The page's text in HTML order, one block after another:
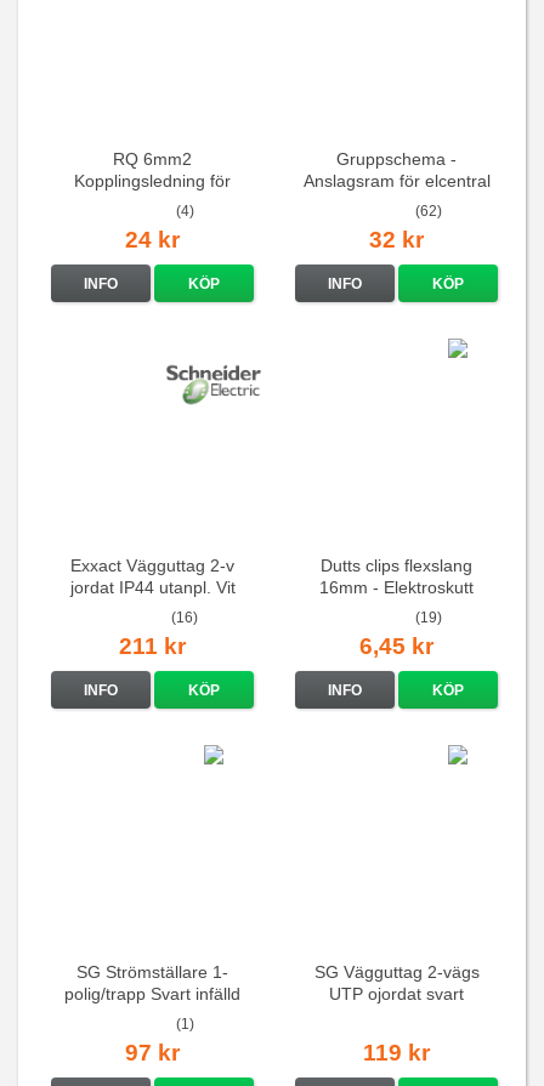
RQ 6mm2
Kopplingsledning för
elcentraler mm
(4)
24 kr
INFO KÖP
Gruppschema -
Anslagsram för elcentral
(62)
32 kr
INFO KÖP
Exxact Vägguttag 2-v
jordat IP44 utanpl. Vit
(16)
211 kr
INFO KÖP
Dutts clips flexslang
16mm - Elektroskutt
(19)
6,45 kr
INFO KÖP
SG Strömställare 1-
polig/trapp Svart infälld
(1)
97 kr
SG Vägguttag 2-vägs
UTP ojordat svart
119 kr